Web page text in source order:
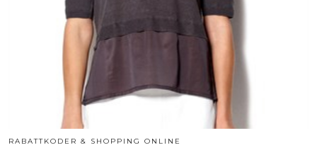
RABATTKODER & SHOPPING ONLINE